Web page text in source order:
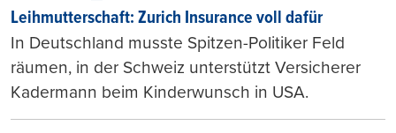
Leihmutterschaft: Zurich Insurance voll dafür
In Deutschland musste Spitzen-Politiker Feld
räumen, in der Schweiz unterstützt Versicherer
Kadermann beim Kinderwunsch in USA.